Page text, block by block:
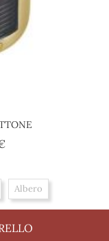
Prezzo
Albero